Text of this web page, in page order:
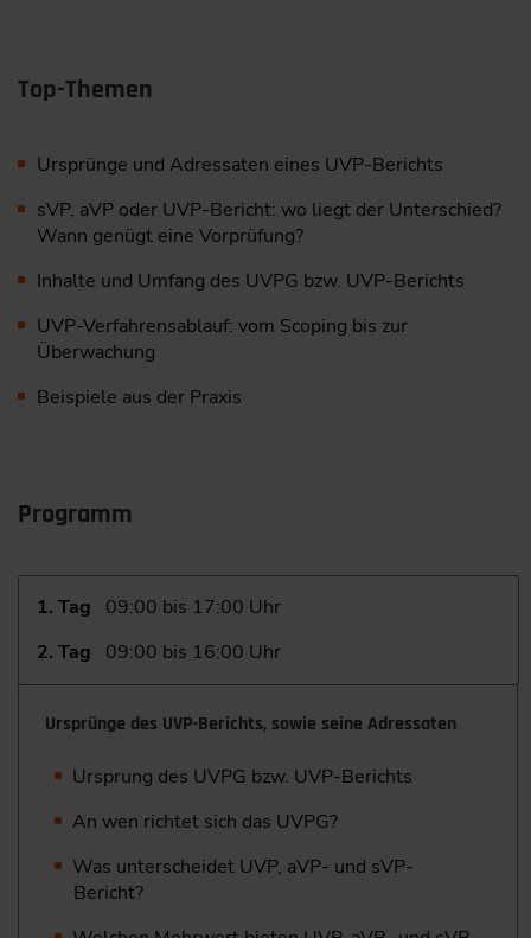
Top-Themen
Ursprünge und Adressaten eines UVP-Berichts
sVP, aVP oder UVP-Bericht: wo liegt der Unterschied?
Wann genügt eine Vorprüfung?
Inhalte und Umfang des UVPG bzw. UVP-Berichts
UVP-Verfahrensablauf: vom Scoping bis zur
Überwachung
Beispiele aus der Praxis
Programm
1. Tag
09:00 bis 17:00 Uhr
2. Tag
09:00 bis 16:00 Uhr
Ursprünge des UVP-Berichts, sowie seine Adressaten
Ursprung des UVPG bzw. UVP-Berichts
An wen richtet sich das UVPG?
Was unterscheidet UVP, aVP- und sVP-
Bericht?